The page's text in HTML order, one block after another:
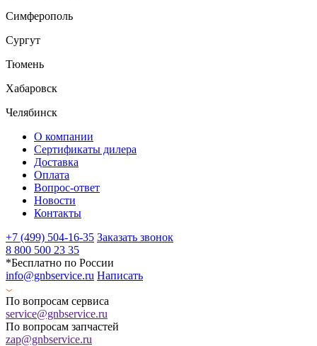
Симферополь
Сургут
Тюмень
Хабаровск
Челябинск
О компании
Сертификаты дилера
Доставка
Оплата
Вопрос-ответ
Новости
Контакты
+7 (499) 504-16-35 Заказать звонок
8 800 500 23 35
*Бесплатно по России
info@gnbservice.ru Написать
По вопросам сервиса
service@gnbservice.ru
По вопросам запчастей
zap@gnbservice.ru